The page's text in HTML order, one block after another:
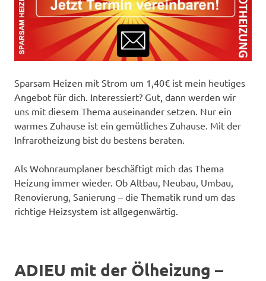
Sparsam Heizen mit Strom um 1,40€ ist mein heutiges
Angebot für dich. Interessiert? Gut, dann werden wir
uns mit diesem Thema auseinander setzen. Nur ein
warmes Zuhause ist ein gemütliches Zuhause. Mit der
Infrarotheizung bist du bestens beraten.
Als Wohnraumplaner beschäftigt mich das Thema
Heizung immer wieder. Ob Altbau, Neubau, Umbau,
Renovierung, Sanierung – die Thematik rund um das
richtige Heizsystem ist allgegenwärtig.
ADIEU mit der Ölheizung –